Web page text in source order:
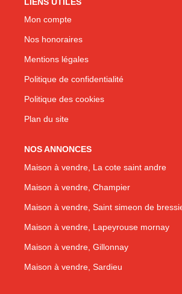
Mon compte
Nos honoraires
Mentions légales
Politique de confidentialité
Politique des cookies
Plan du site
NOS ANNONCES
Maison à vendre, La cote saint andre
Maison à vendre, Champier
Maison à vendre, Saint simeon de
Maison à vendre, Lapeyrouse mornay
Maison à vendre, Gillonnay
Maison à vendre, Sardieu